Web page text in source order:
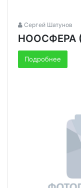
Сергей Шатунов
НООСФЕРА
Подробнее